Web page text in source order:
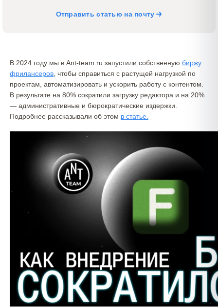
Отправить статью на почту
В 2024 году мы в Ant-team.ru запустили собственную биржу
фрилансеров , чтобы справиться с растущей нагрузкой по
проектам, автоматизировать и ускорить работу с контентом.
В результате на 80% сократили загрузку редактора и на 20%
— административные и бюрократические издержки.
Подробнее рассказывали об этом в статье.